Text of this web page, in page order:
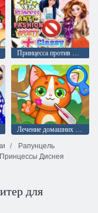
Принцесса против моды: спортивный плюс стильный
Лечение домашних животных
Рапунцель
Принцессы Диснея
для